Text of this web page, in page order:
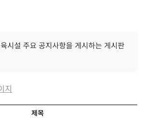
시설 주요 공지사항을 게시하는 게시판
지
제목